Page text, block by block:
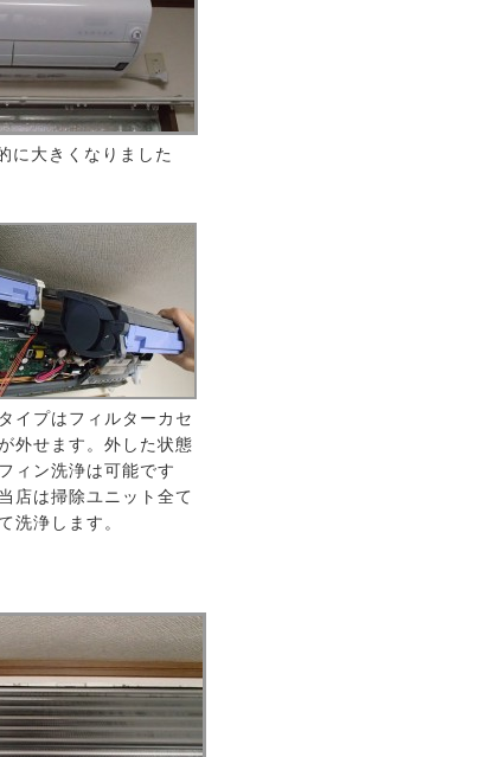
に大きくなりました
イプはフィルターカセ
外せます。外した状態
ィン洗浄は可能です
店は掃除ユニット全て
洗浄します。